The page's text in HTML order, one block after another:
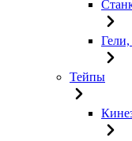
Гели,
Тейпы